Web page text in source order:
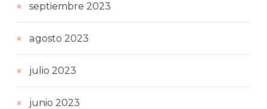
septiembre 2023
agosto 2023
julio 2023
junio 2023